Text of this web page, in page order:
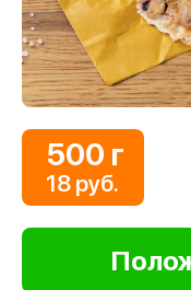
500 г
18 руб.